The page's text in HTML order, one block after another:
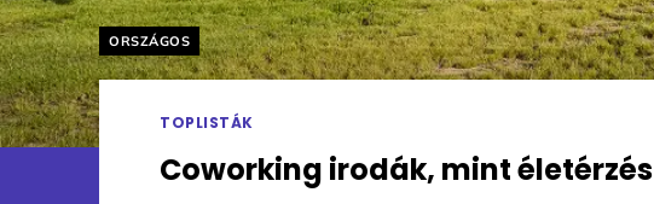
Helyszín címkék:
ORSZÁGOS
TOPLISTÁK
Coworking irodák, mint életérzés